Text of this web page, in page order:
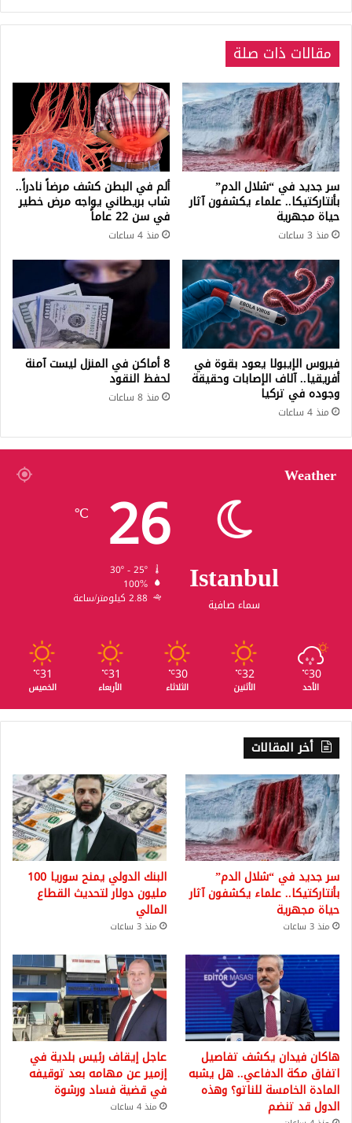
مقالات ذات صلة
سر جديد في “شلال الدم”
بأنتاركتيكا.. علماء يكشفون آثار
حياة مجهرية
منذ 3 ساعات
ألم في البطن كشف مرضاً نادراً..
شاب بريطاني يواجه مرض خطير
في سن 22 عاماً
منذ 4 ساعات
فيروس الإيبولا يعود بقوة في
أفريقيا.. آلاف الإصابات وحقيقة
وجوده في تركيا
منذ 4 ساعات
8 أماكن في المنزل ليست آمنة
لحفظ النقود
منذ 8 ساعات
Weather
Istanbul
سماء صافية
26
℃
100%
2.88 كيلومتر/ساعة
30
℃
الأحد
32
℃
الأثنين
30
℃
الثلاثاء
31
℃
الأربعاء
31
℃
الخميس
أخر المقالات
سر جديد في “شلال الدم”
بأنتاركتيكا.. علماء يكشفون آثار
حياة مجهرية
منذ 3 ساعات
البنك الدولي يمنح سوريا 100
مليون دولار لتحديث القطاع
المالي
منذ 3 ساعات
هاكان فيدان يكشف تفاصيل
اتفاق مكة الدفاعي.. هل يشبه
المادة الخامسة للناتو؟ وهذه
الدول قد تنضم
عاجل إيقاف رئيس بلدية في
إزمير عن مهامه بعد توقيفه
في قضية فساد ورشوة
منذ 4 ساعات